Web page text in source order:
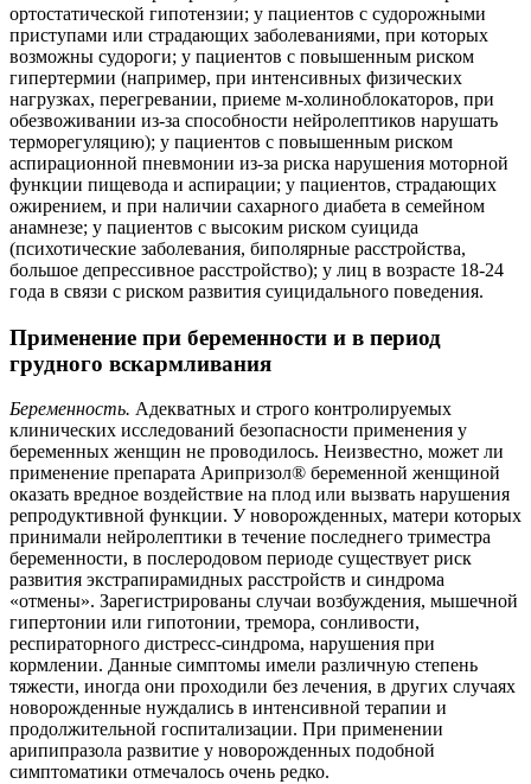
ортостатической гипотензии; у пациентов с судорожными
приступами или страдающих заболеваниями, при которых
возможны судороги; у пациентов с повышенным риском
гипертермии (например, при интенсивных физических
нагрузках, перегревании, приеме м-холиноблокаторов, при
обезвоживании из-за способности нейролептиков нарушать
терморегуляцию); у пациентов с повышенным риском
аспирационной пневмонии из-за риска нарушения моторной
функции пищевода и аспирации; у пациентов, страдающих
ожирением, и при наличии сахарного диабета в семейном
анамнезе; у пациентов с высоким риском суицида
(психотические заболевания, биполярные расстройства,
большое депрессивное расстройство); у лиц в возрасте 18-24
года в связи с риском развития суицидального поведения.
Применение при беременности и в период
грудного вскармливания
Беременность. Адекватных и строго контролируемых
клинических исследований безопасности применения у
беременных женщин не проводилось. Неизвестно, может ли
применение препарата Арипризол® беременной женщиной
оказать вредное воздействие на плод или вызвать нарушения
репродуктивной функции. У новорожденных, матери которых
принимали нейролептики в течение последнего триместра
беременности, в послеродовом периоде существует риск
развития экстрапирамидных расстройств и синдрома
«отмены». Зарегистрированы случаи возбуждения, мышечной
гипертонии или гипотонии, тремора, сонливости,
респираторного дистресс-синдрома, нарушения при
кормлении. Данные симптомы имели различную степень
тяжести, иногда они проходили без лечения, в других случаях
новорожденные нуждались в интенсивной терапии и
продолжительной госпитализации. При применении
арипипразола развитие у новорожденных подобной
симптоматики отмечалось очень редко.